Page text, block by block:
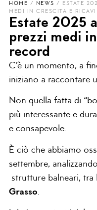
HOME / NEWS / ESTATE
MEDI IN CRESCITA E RICAVI
Estate 2025
prezzi medi
record
C’è un momento, a
iniziano a raccontare
Non quella fatta di
più interessante e
e consapevole.
È ciò che abbiamo
settembre,
strutture balneari, tra
Grasso.